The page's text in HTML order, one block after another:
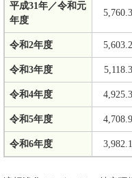
平成31年／令和元
年度
5,760.3
令和2年度 5,603.2
令和3年度 5,118.3
令和4年度 4,925.3
令和5年度 4,708.9
令和6年度 3,982.1